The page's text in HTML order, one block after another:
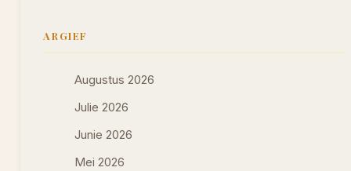
ARGIEF
Augustus 2026
Julie 2026
Junie 2026
Mei 2026